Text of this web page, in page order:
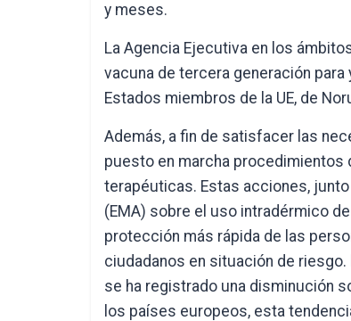
y meses.
La Agencia Ejecutiva en los
vacuna de tercera generación para
Estados miembros de la UE, de
Además, a fin de satisfacer las
puesto en marcha procedimientos
terapéuticas. Estas acciones, junto
(EMA) sobre el uso intradérmico
protección más rápida de las
ciudadanos en situación de riesgo.
se ha registrado una disminución
los países europeos, esta